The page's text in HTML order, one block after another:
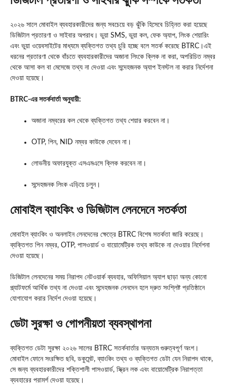
২০২৬ সালে মোবাইল ব্যবহারকারীদের জন্য সবচেয়ে বড় ঝুঁকি হিসেবে চিহ্নিত করা হয়েছে
ডিজিটাল প্রতারণা ও সাইবার অপরাধ। ভুয়া SMS, ভুয়া কল, ফেক অ্যাপ, লিংক শেয়ারিং
এবং ভুয়া ওয়েবসাইটের মাধ্যমে ব্যক্তিগত তথ্য চুরি হচ্ছে বলে সতর্ক করেছে BTRC।এই
ধরনের প্রতারণা থেকে বাঁচতে ব্যবহারকারীদের অজানা লিংকে ক্লিক না করা, অপরিচিত নম্বর
থেকে আসা কল বা মেসেজে তথ্য না দেওয়া এবং সন্দেহজনক অ্যাপ ইনস্টল না করার নির্দেশনা
দেওয়া হয়েছে।
BTRC-এর সতর্কবার্তা অনুযায়ী:
অজানা নম্বরের কল থেকে ব্যক্তিগত তথ্য শেয়ার করবেন না।
OTP, পিন, NID নম্বর কাউকে দেবেন না।
লোভনীয় অফারযুক্ত এসএমএসে ক্লিক করবেন না।
সন্দেহজনক লিংক এড়িয়ে চলুন।
মোবাইল ব্যাংকিং ও ডিজিটাল লেনদেনে সতর্কতা
মোবাইল ব্যাংকিং ও অনলাইন লেনদেনের ক্ষেত্রে BTRC বিশেষ সতর্কতা জারি করেছে।
ব্যক্তিগত পিন নম্বর, OTP, পাসওয়ার্ড ও বায়োমেট্রিক তথ্য কাউকে না দেওয়ার নির্দেশনা
দেওয়া হয়েছে।
ডিজিটাল লেনদেনের সময় নিরাপদ নেটওয়ার্ক ব্যবহার, অফিসিয়াল অ্যাপ ছাড়া অন্য কোনো
প্ল্যাটফর্মে আর্থিক তথ্য না দেওয়া এবং সন্দেহজনক লেনদেন হলে দ্রুত সংশ্লিষ্ট প্রতিষ্ঠানে
যোগাযোগ করার নির্দেশ দেওয়া হয়েছে।
ডেটা সুরক্ষা ও গোপনীয়তা ব্যবস্থাপনা
ব্যক্তিগত ডেটা সুরক্ষা ২০২৬ সালের BTRC সতর্কবার্তার অন্যতম গুরুত্বপূর্ণ অংশ।
মোবাইল ফোনে সংরক্ষিত ছবি, ডকুমেন্ট, ব্যাংকিং তথ্য ও ব্যক্তিগত ডেটা যেন নিরাপদ থাকে,
সে জন্য ব্যবহারকারীদের শক্তিশালী পাসওয়ার্ড, স্ক্রিন লক এবং বায়োমেট্রিক নিরাপত্তা
ব্যবহারের পরামর্শ দেওয়া হয়েছে।